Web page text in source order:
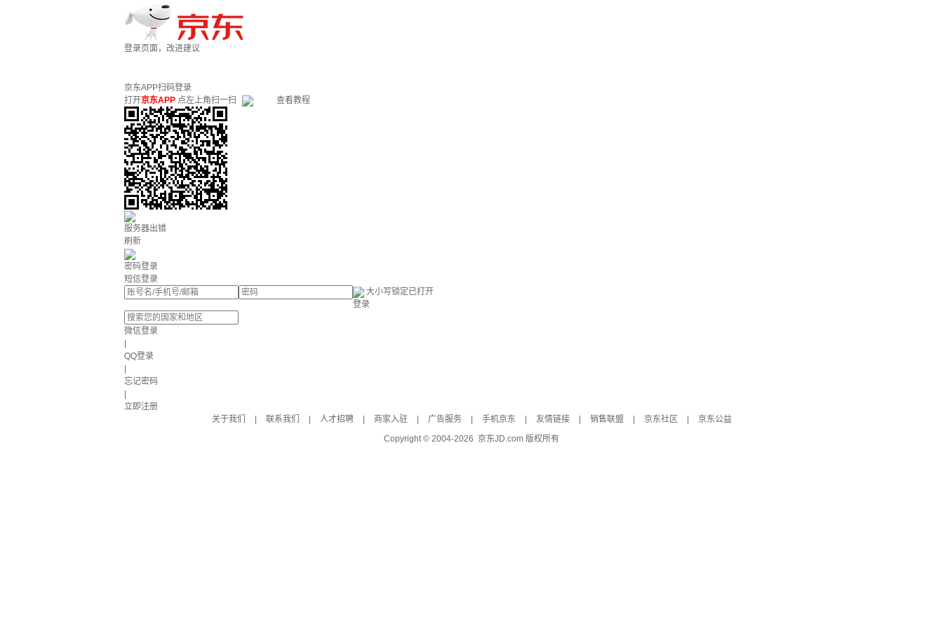
登录页面，改进建议
京东APP扫码登录
打开京东APP 点左上角扫一扫 查看教程
服务器出错
刷新
密码登录
短信登录
大小写锁定已打开
登录
微信登录
QQ登录
忘记密码
立即注册
关于我们
联系我们 人才招聘 商家入驻 广告服务 手机京东 友情链接 销售联盟 京东社区
京东公益
Copyright © 2004-2026 京东JD.com 版权所有